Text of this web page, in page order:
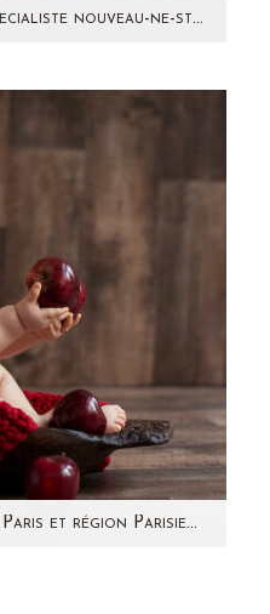
Maxence-Photographe specialiste nouveau-ne-studio- Paris et région Parisienne-Aline Deguy
11 jours. Il est venu
visite…
Photographe bebe studio Paris et région Parisienne (92) – Lola
Lola ! Tout juste